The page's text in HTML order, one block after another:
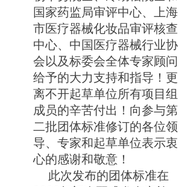
国家药监局审评中心、上海
市医疗器械化妆品审评核查
中心、中国医疗器械行业协
会以及标委会全体专家顾问
给予的大力支持和指导！更
离不开起草单位所有项目组
成员的辛苦付出！向参与第
二批团体标准修订的各位领
导、专家和起草单位表示衷
心的感谢和敬意！
此次发布的团体标准在